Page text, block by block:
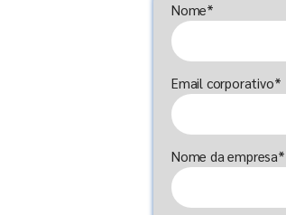
Nome*
Email corporativo*
Nome da empresa*